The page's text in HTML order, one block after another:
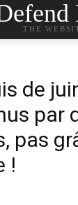
THE
de
par
pas
!